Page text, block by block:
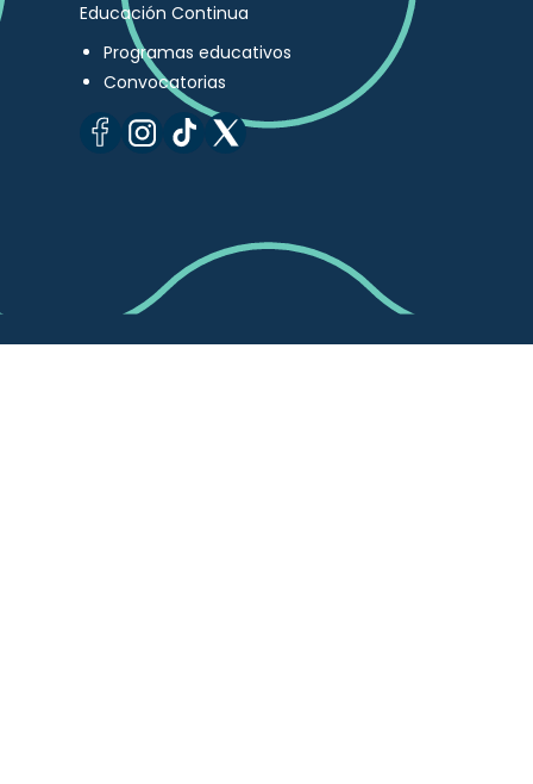
Educación Continua
Programas educativos
Convocatorias